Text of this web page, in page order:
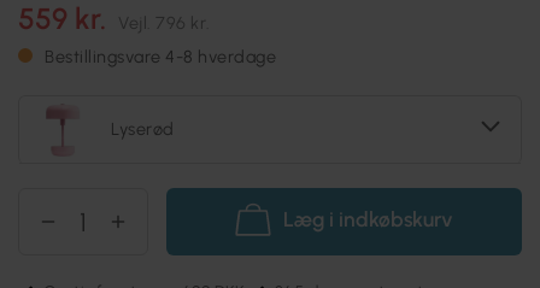
559 kr. Vejl. 796 kr.
Bestillingsvare 4-8 hverdage
Lyserød
Læg i indkøbskurv